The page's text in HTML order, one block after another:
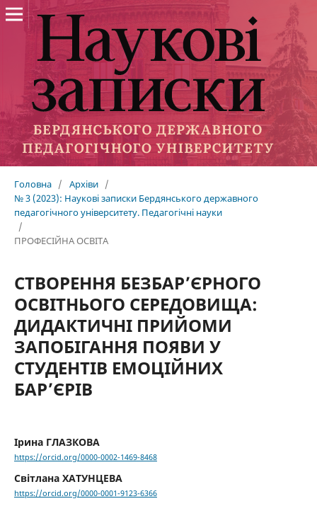
Головна / Архіви /
№ 3 (2023): Наукові записки Бердянського державного
педагогічного університету. Педагогічні науки
/
ПРОФЕСІЙНА ОСВІТА
СТВОРЕННЯ БЕЗБАР’ЄРНОГО
ОСВІТНЬОГО СЕРЕДОВИЩА:
ДИДАКТИЧНІ ПРИЙОМИ
ЗАПОБІГАННЯ ПОЯВИ У
СТУДЕНТІВ ЕМОЦІЙНИХ
БАР’ЄРІВ
Ірина ГЛАЗКОВА
https://orcid.org/0000-0002-1469-8468
Світлана ХАТУНЦЕВА
https://orcid.org/0000-0001-9123-6366